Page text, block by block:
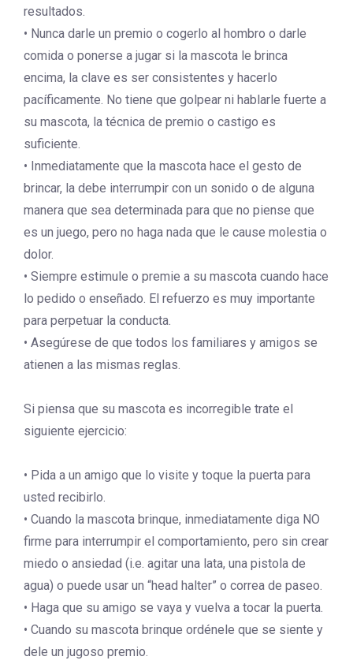
resultados.
• Nunca darle un premio o cogerlo al hombro o darle
comida o ponerse a jugar si la mascota le brinca
encima, la clave es ser consistentes y hacerlo
pacíficamente. No tiene que golpear ni hablarle fuerte a
su mascota, la técnica de premio o castigo es
suficiente.
• Inmediatamente que la mascota hace el gesto de
brincar, la debe interrumpir con un sonido o de alguna
manera que sea determinada para que no piense que
es un juego, pero no haga nada que le cause molestia o
dolor.
• Siempre estimule o premie a su mascota cuando hace
lo pedido o enseñado. El refuerzo es muy importante
para perpetuar la conducta.
• Asegúrese de que todos los familiares y amigos se
atienen a las mismas reglas.
Si piensa que su mascota es incorregible trate el
siguiente ejercicio:
• Pida a un amigo que lo visite y toque la puerta para
usted recibirlo.
• Cuando la mascota brinque, inmediatamente diga NO
firme para interrumpir el comportamiento, pero sin crear
miedo o ansiedad (i.e. agitar una lata, una pistola de
agua) o puede usar un “head halter” o correa de paseo.
• Haga que su amigo se vaya y vuelva a tocar la puerta.
• Cuando su mascota brinque ordénele que se siente y
dele un jugoso premio.